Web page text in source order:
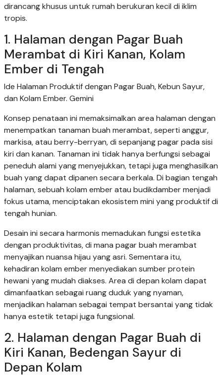
dirancang khusus untuk rumah berukuran kecil di iklim
tropis.
1. Halaman dengan Pagar Buah
Merambat di Kiri Kanan, Kolam
Ember di Tengah
Ide Halaman Produktif dengan Pagar Buah, Kebun Sayur,
dan Kolam Ember. Gemini
Konsep penataan ini memaksimalkan area halaman dengan
menempatkan tanaman buah merambat, seperti anggur,
markisa, atau berry-berryan, di sepanjang pagar pada sisi
kiri dan kanan. Tanaman ini tidak hanya berfungsi sebagai
peneduh alami yang menyejukkan, tetapi juga menghasilkan
buah yang dapat dipanen secara berkala. Di bagian tengah
halaman, sebuah kolam ember atau budikdamber menjadi
fokus utama, menciptakan ekosistem mini yang produktif di
tengah hunian.
Desain ini secara harmonis memadukan fungsi estetika
dengan produktivitas, di mana pagar buah merambat
menyajikan nuansa hijau yang asri. Sementara itu,
kehadiran kolam ember menyediakan sumber protein
hewani yang mudah diakses. Area di depan kolam dapat
dimanfaatkan sebagai ruang duduk yang nyaman,
menjadikan halaman sebagai tempat bersantai yang tidak
hanya estetik tetapi juga fungsional.
2. Halaman dengan Pagar Buah di
Kiri Kanan, Bedengan Sayur di
Depan Kolam